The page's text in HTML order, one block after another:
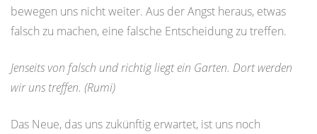
bewegen uns nicht weiter. Aus der Angst heraus, etwas
falsch zu machen, eine falsche Entscheidung zu treffen.
Jenseits von falsch und richtig liegt ein Garten. Dort werden
wir uns treffen. (Rumi)
Das Neue, das uns zukünftig erwartet, ist uns noch